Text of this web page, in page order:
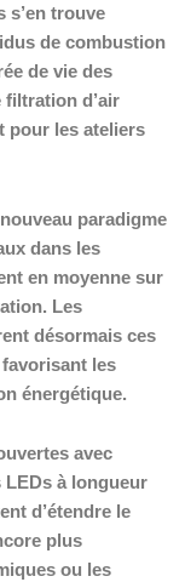
s’en trouve
de combustion
de vie des
filtration d’air
pour les ateliers
paradigme
dans les
en moyenne sur
Les
désormais ces
favorisant les
énergétique.
avec
LEDs à longueur
d’étendre le
plus
ou les